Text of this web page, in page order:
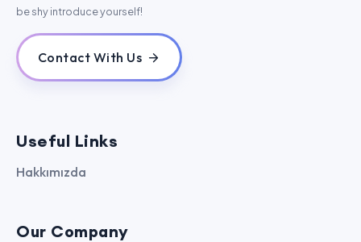
be shy introduce yourself!
Contact With Us
Useful Links
Hakkımızda
Our Company